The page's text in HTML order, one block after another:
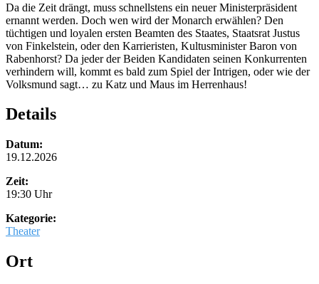
Da die Zeit drängt, muss schnellstens ein neuer Ministerpräsident
ernannt werden. Doch wen wird der Monarch erwählen? Den
tüchtigen und loyalen ersten Beamten des Staates, Staatsrat Justus
von Finkelstein, oder den Karrieristen, Kultusminister Baron von
Rabenhorst? Da jeder der Beiden Kandidaten seinen Konkurrenten
verhindern will, kommt es bald zum Spiel der Intrigen, oder wie der
Volksmund sagt… zu Katz und Maus im Herrenhaus!
Details
Datum:
19.12.2026
Zeit:
19:30 Uhr
Kategorie:
Theater
Ort